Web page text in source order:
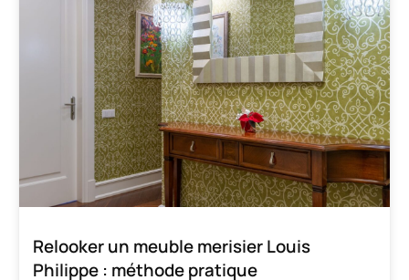
Relooker un meuble merisier Louis
Philippe : méthode pratique